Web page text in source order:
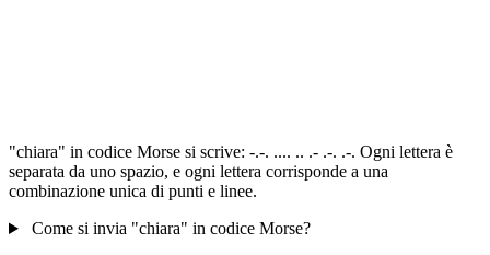
"chiara" in codice Morse si scrive: -.-. .... .. .- .-. .-. Ogni lettera è
separata da uno spazio, e ogni lettera corrisponde a una
combinazione unica di punti e linee.
Come si invia "chiara" in codice Morse?